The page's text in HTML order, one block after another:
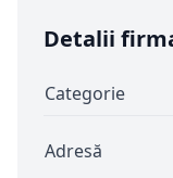
Detalii
Categorie
Adresă